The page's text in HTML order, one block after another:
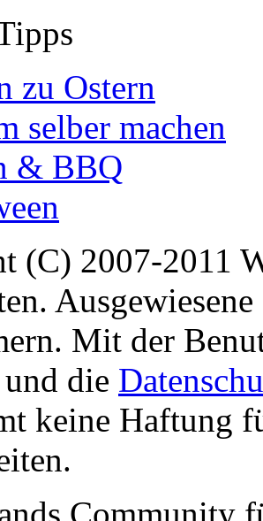
zu Ostern
selber machen
& BBQ
(C) 2007-2011
Mit der
und die
keine Haftung